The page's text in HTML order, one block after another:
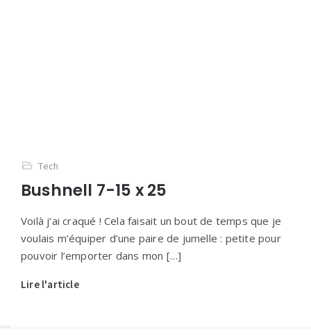
Tech
Bushnell 7-15 x 25
Voilà j’ai craqué ! Cela faisait un bout de temps que je
voulais m’équiper d’une paire de jumelle : petite pour
pouvoir l’emporter dans mon […]
Lire l'article